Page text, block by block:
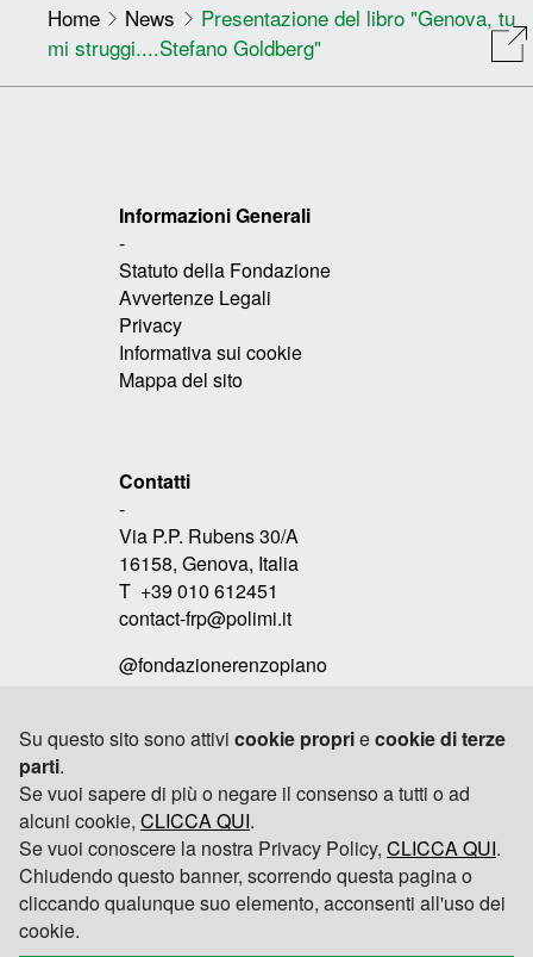
Home News
Presentazione del libro "Genova, tu
mi struggi....Stefano Goldberg"
Informazioni Generali
-
Statuto della Fondazione
Avvertenze Legali
Privacy
Informativa sui cookie
Mappa del sito
Contatti
-
Via P.P. Rubens 30/A
16158, Genova, Italia
T +39 010 612451
contact-frp@polimi.it
@fondazionerenzopiano
-
RPBW
TOMOBIKI DESIGN
POLITECNICO DI MILANO
Su questo sito sono attivi cookie propriecookie di terze
parti.
Se vuoi sapere di più o negare il consenso a tutti o ad
alcuni cookie, CLICCA QUI.
Se vuoi conoscere la nostra Privacy Policy, CLICCA QUI.
Chiudendo questo banner, scorrendo questa pagina o
cliccando qualunque suo elemento, acconsenti all'uso dei
cookie.